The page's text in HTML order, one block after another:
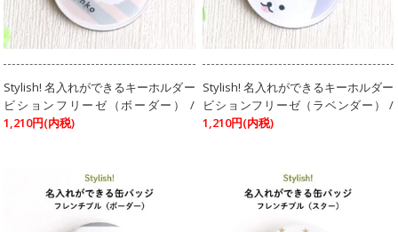
Stylish! 名入れができるキーホルダー
ビションフリーゼ（ボーダー） /
1,210円(内税)
Stylish! 名入れができるキーホルダー
ビションフリーゼ（ラベンダー） /
1,210円(内税)